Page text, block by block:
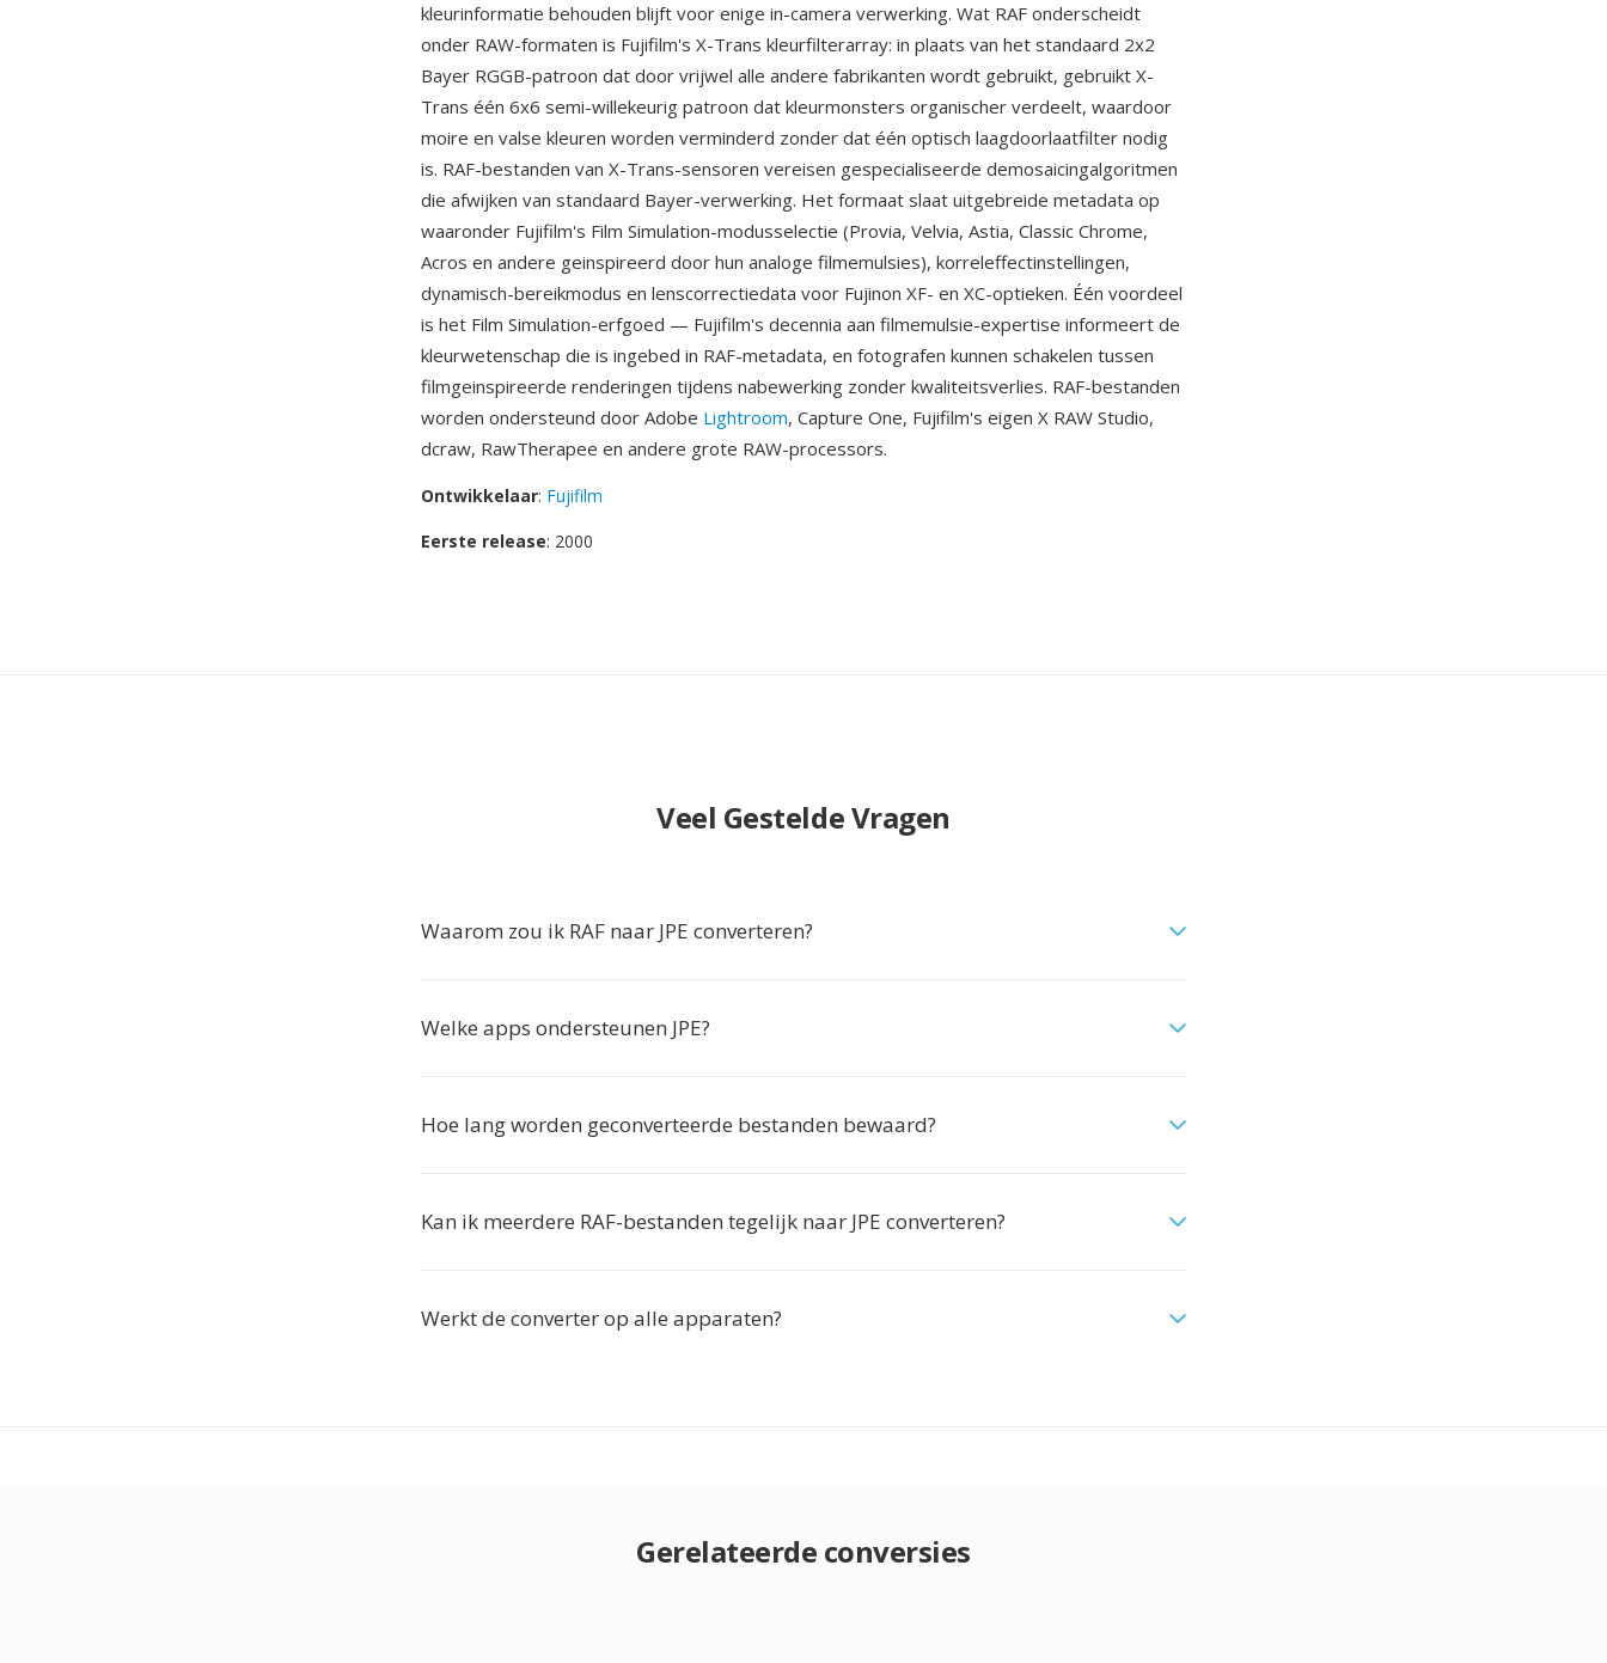
kleurinformatie behouden blijft voor enige in-camera verwerking. Wat RAF onderscheidt
onder RAW-formaten is Fujifilm's X-Trans kleurfilterarray: in plaats van het standaard 2x2
Bayer RGGB-patroon dat door vrijwel alle andere fabrikanten wordt gebruikt, gebruikt X-
Trans één 6x6 semi-willekeurig patroon dat kleurmonsters organischer verdeelt, waardoor
moire en valse kleuren worden verminderd zonder dat één optisch laagdoorlaatfilter nodig
is. RAF-bestanden van X-Trans-sensoren vereisen gespecialiseerde demosaicingalgoritmen
die afwijken van standaard Bayer-verwerking. Het formaat slaat uitgebreide metadata op
waaronder Fujifilm's Film Simulation-modusselectie (Provia, Velvia, Astia, Classic Chrome,
Acros en andere geinspireerd door hun analoge filmemulsies), korreleffectinstellingen,
dynamisch-bereikmodus en lenscorrectiedata voor Fujinon XF- en XC-optieken. Één voordeel
is het Film Simulation-erfgoed — Fujifilm's decennia aan filmemulsie-expertise informeert de
kleurwetenschap die is ingebed in RAF-metadata, en fotografen kunnen schakelen tussen
filmgeinspireerde renderingen tijdens nabewerking zonder kwaliteitsverlies. RAF-bestanden
worden ondersteund door Adobe Lightroom, Capture One, Fujifilm's eigen X RAW Studio,
dcraw, RawTherapee en andere grote RAW-processors.
Ontwikkelaar: Fujifilm
Eerste release: 2000
Veel Gestelde Vragen
Waarom zou ik RAF naar JPE converteren?
Welke apps ondersteunen JPE?
Hoe lang worden geconverteerde bestanden bewaard?
Kan ik meerdere RAF-bestanden tegelijk naar JPE converteren?
Werkt de converter op alle apparaten?
Gerelateerde conversies